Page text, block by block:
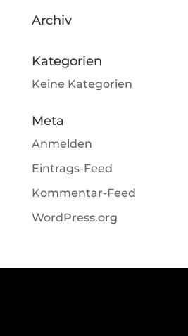
Archiv
Kategorien
Keine Kategorien
Meta
Anmelden
Eintrags-Feed
Kommentar-Feed
WordPress.org